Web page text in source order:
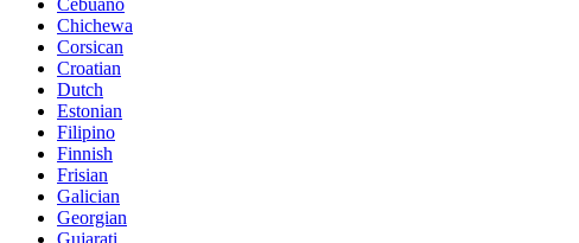
Chichewa
Corsican
Croatian
Dutch
Estonian
Filipino
Finnish
Frisian
Galician
Georgian
Gujarati